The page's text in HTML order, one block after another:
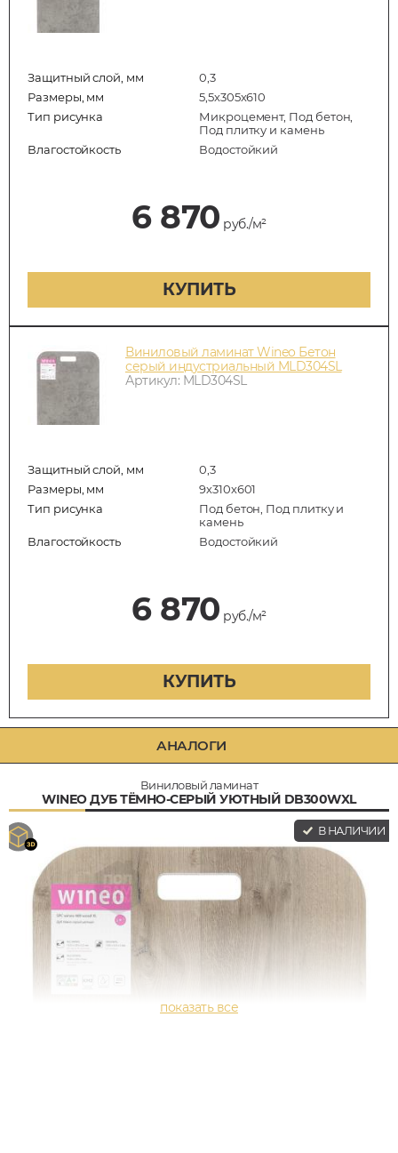
Защитный слой, мм
0,3
Размеры, мм
5,5х305х610
Тип рисунка
Микроцемент, Под бетон,
Под плитку и камень
Влагостойкость
Водостойкий
6 870 руб./м²
КУПИТЬ
Виниловый ламинат Wineo Бетон
серый индустриальный MLD304SL
Артикул: MLD304SL
Защитный слой, мм
0,3
Размеры, мм
9х310х601
Тип рисунка
Под бетон, Под плитку и
камень
Влагостойкость
Водостойкий
6 870 руб./м²
КУПИТЬ
АНАЛОГИ
Виниловый ламинат
WINEO ДУБ ТЁМНО-СЕРЫЙ УЮТНЫЙ DB300WXL
В НАЛИЧИИ